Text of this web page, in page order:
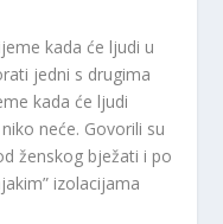
kada će ljudi u
jedni s drugima
kada će ljudi
neće. Govorili su
ženskog bježati i po
izolacijama